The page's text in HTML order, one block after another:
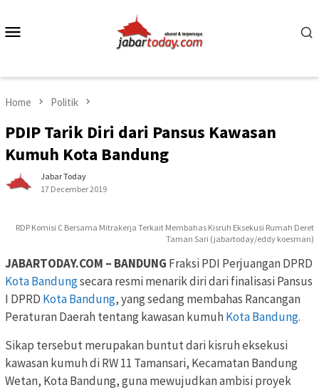
content
Home Politik
PDIP Tarik Diri dari Pansus Kawasan
Kumuh Kota Bandung
Jabar Today
17 December 2019
RDP Komisi C Bersama Mitrakerja Terkait Membahas Kisruh Eksekusi Rumah Deret
Taman Sari (jabartoday/eddy koesman)
JABARTODAY.COM – BANDUNG Fraksi PDI Perjuangan DPRD
Kota Bandungsecara resmi menarik diri dari finalisasi Pansus
I DPRD Kota Bandung, yang sedang membahas Rancangan
Peraturan Daerah tentang kawasan kumuhKota Bandung.
Sikap tersebut merupakan buntut dari kisruh eksekusi
kawasan kumuh di RW 11 Tamansari, Kecamatan Bandung
Wetan, Kota Bandung, guna mewujudkan ambisi proyek